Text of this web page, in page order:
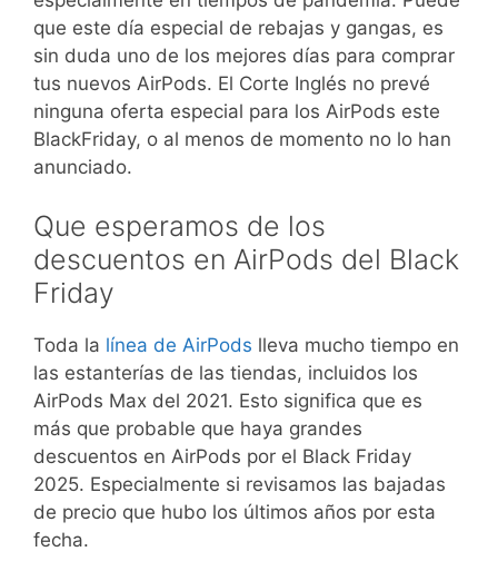
que este día especial de rebajas y gangas, es
sin duda uno de los mejores días para comprar
tus nuevos AirPods. El Corte Inglés no prevé
ninguna oferta especial para los AirPods este
BlackFriday, o al menos de momento no lo han
anunciado.
Que esperamos de los
descuentos en AirPods del Black
Friday
Toda la línea de AirPods lleva mucho tiempo en
las estanterías de las tiendas, incluidos los
AirPods Max del 2021. Esto significa que es
más que probable que haya grandes
descuentos en AirPods por el Black Friday
2025. Especialmente si revisamos las bajadas
de precio que hubo los últimos años por esta
fecha.